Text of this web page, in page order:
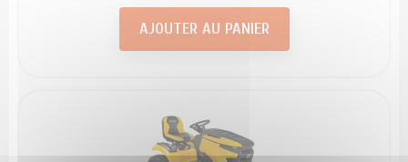
AJOUTER AU PANIER